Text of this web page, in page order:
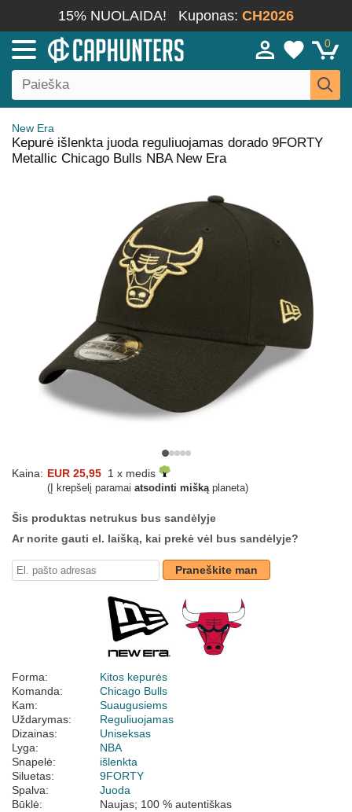
15% NUOLAIDA! Kuponas: CH2026
0
New Era
Kepurė išlenkta juoda reguliuojamas dorado 9FORTY
Metallic Chicago Bulls NBA New Era
Kaina: EUR 25,95 1 x medis
(Į krepšelį paramai atsodinti miškąplaneta)
Šis produktas netrukus bus sandėlyje
Ar norite gauti el. laišką, kai prekė vėl bus sandėlyje?
Praneškite man
Forma:
Kitos kepurės
Komanda:
Chicago Bulls
Kam:
Suaugusiems
Uždarymas:
Reguliuojamas
Dizainas:
Uniseksas
Lyga:
NBA
Snapelė:
išlenkta
Siluetas:
9FORTY
Spalva:
Juoda
Būklė:
Naujas; 100 % autentiškas